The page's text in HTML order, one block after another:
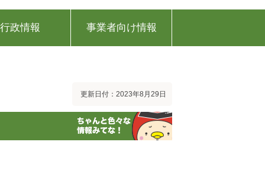
行政情報 事業者向け情報
更新日付：2023年8月29日